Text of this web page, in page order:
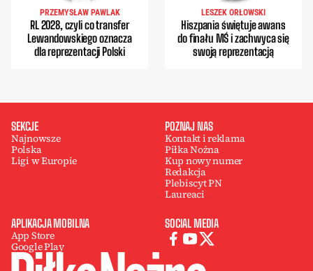
PRZEMYSŁAW PAWLAK
RL 2028, czyli co transfer
Lewandowskiego oznacza
dla reprezentacji Polski
LESZEK ORŁOWSKI
Hiszpania świętuje awans
do finału MŚ i zachwyca się
swoją reprezentacją
SEKCJE
Najnowsze
Polska
Ligi w Europie
POZNAJ NAS
Kontakt i reklama
Piłka Nożna
Kup nowy numer
Redakcja
Plebiscyt PN
Laureaci
APLIKACJA MOBILNA
App Store
Google Play
SOCIAL MEDIA